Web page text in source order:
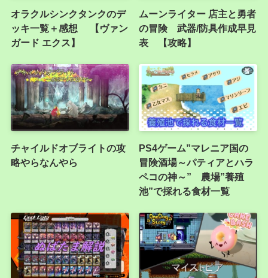
オラクルシンクタンクのデ
ッキ一覧＋感想 【ヴァン
ガード エクス】
ムーンライター 店主と勇者
の冒険 武器/防具作成早見
表 【攻略】
チャイルドオブライトの攻
略やらなんやら
PS4ゲーム”マレニア国の
冒険酒場～パティアとハラ
ペコの神～” 農場”養殖
池”で採れる食材一覧